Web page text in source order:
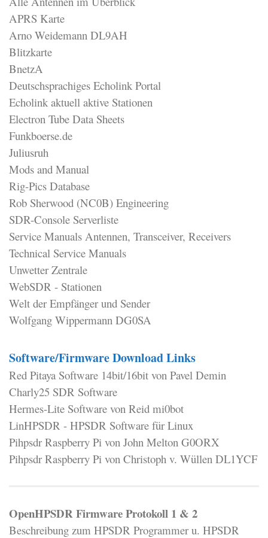
APRS Karte
Arno Weidemann DL9AH
Blitzkarte
BnetzA
Deutschsprachiges Echolink Portal
Echolink aktuell aktive Stationen
Electron Tube Data Sheets
Funkboerse.de
Juliusruh
Mods and Manual
Rig-Pics Database
Rob Sherwood (NC0B) Engineering
SDR-Console Serverliste
Service Manuals Antennen, Transceiver, Receivers
Technical Service Manuals
Unwetter Zentrale
WebSDR - Stationen
Welt der Empfänger und Sender
Wolfgang Wippermann DG0SA
Software/Firmware Download Links
Red Pitaya Software 14bit/16bit von Pavel Demin
Charly25 SDR Software
Hermes-Lite Software von Reid mi0bot
LinHPSDR - HPSDR Software für Linux
Pihpsdr Raspberry Pi von John Melton G0ORX
Pihpsdr Raspberry Pi von Christoph v. Wüllen DL1YCF
OpenHPSDR Firmware Protokoll 1 & 2
Beschreibung zum HPSDR Programmer u. HPSDR